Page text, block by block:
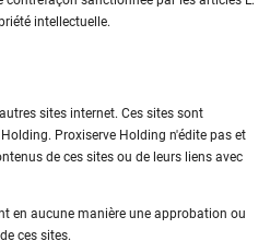
intellectuelle.
sites internet. Ces sites sont
Proxiserve Holding n'édite pas et
de ces sites ou de leurs liens avec
en aucune manière une approbation ou
ces sites.